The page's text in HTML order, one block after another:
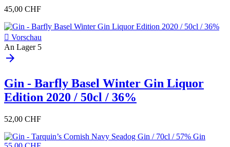
45,00 CHF
 Vorschau
An Lager 5
arrow_forward
Gin - Barfly Basel Winter Gin Liquor
Edition 2020 / 50cl / 36%
52,00 CHF